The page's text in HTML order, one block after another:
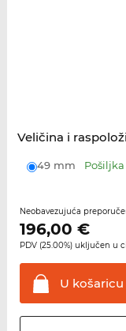
Veličina i
49 mm
Neobavezujuća
196,00 €
PDV (25.00%) uključen u
U košaricu